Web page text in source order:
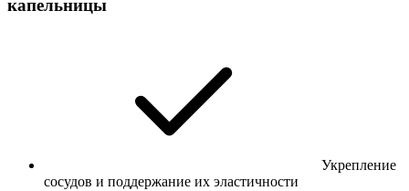
капельницы
Укрепление
сосудов и поддержание их эластичности